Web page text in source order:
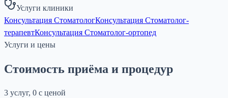
Услуги клиники
Консультация СтоматологКонсультация Стоматолог-
терапевтКонсультация Стоматолог-ортопед
Услуги и цены
Стоимость приёма и процедур
3 услуг, 0 с ценой